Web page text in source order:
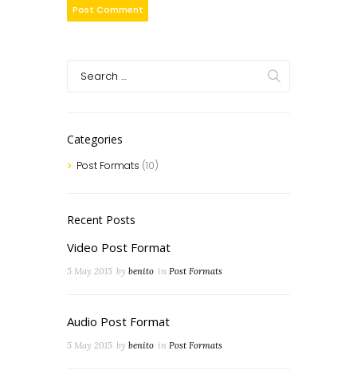
Categories
Post Formats (10)
Recent Posts
Video Post Format
5 May 2015 by benito in Post Formats
Audio Post Format
5 May 2015 by benito in Post Formats